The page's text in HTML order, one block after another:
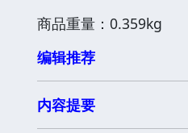
商品重量：0.359kg
编辑推荐
内容提要